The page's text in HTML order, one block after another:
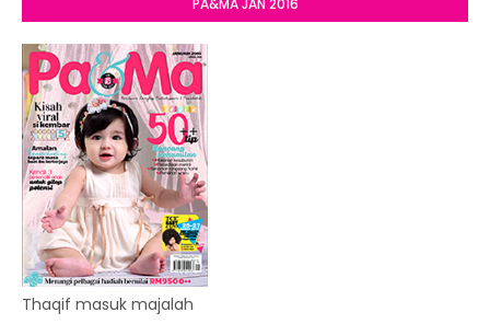
PA&MA JAN 2016
Thaqif masuk majalah